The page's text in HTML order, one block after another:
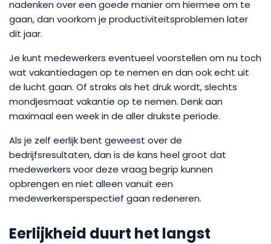
nadenken over een goede manier om hiermee om te
gaan, dan voorkom je productiviteitsproblemen later
dit jaar.
Je kunt medewerkers eventueel voorstellen om nu toch
wat vakantiedagen op te nemen en dan ook echt uit
de lucht gaan. Of straks als het druk wordt, slechts
mondjesmaat vakantie op te nemen. Denk aan
maximaal een week in de aller drukste periode.
Als je zelf eerlijk bent geweest over de
bedrijfsresultaten, dan is de kans heel groot dat
medewerkers voor deze vraag begrip kunnen
opbrengen en niet alleen vanuit een
medewerkersperspectief gaan redeneren.
Eerlijkheid duurt het langst